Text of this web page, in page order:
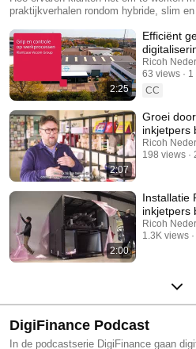
praktijkverhalen rondom hybride, slim
2:25
Efficiënt
Vecom
Ricoh
63 views
1
CC
2:07
Groei
inkjetpers
Ricoh
198 views
2:00
Installatie
inkjetpers
Ricoh
1.3K views
DigiFinance Podcast
In de podcastserie DigiFinance gaan